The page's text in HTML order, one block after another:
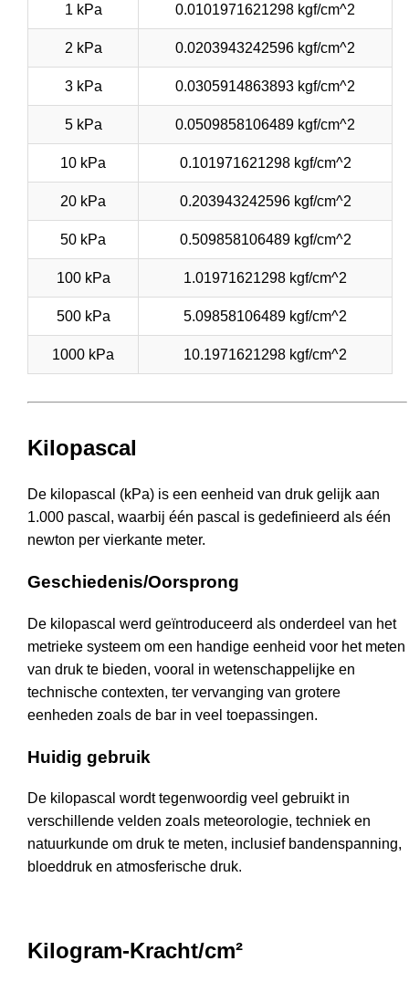
1 kPa 0.0101971621298 kgf/cm^2
2 kPa 0.0203943242596 kgf/cm^2
3 kPa 0.0305914863893 kgf/cm^2
5 kPa 0.0509858106489 kgf/cm^2
10 kPa 0.101971621298 kgf/cm^2
20 kPa 0.203943242596 kgf/cm^2
50 kPa 0.509858106489 kgf/cm^2
100 kPa 1.01971621298 kgf/cm^2
500 kPa 5.09858106489 kgf/cm^2
1000 kPa 10.1971621298 kgf/cm^2
Kilopascal
De kilopascal (kPa) is een eenheid van druk gelijk aan
1.000 pascal, waarbij één pascal is gedefinieerd als één
newton per vierkante meter.
Geschiedenis/Oorsprong
De kilopascal werd geïntroduceerd als onderdeel van het
metrieke systeem om een handige eenheid voor het meten
van druk te bieden, vooral in wetenschappelijke en
technische contexten, ter vervanging van grotere
eenheden zoals de bar in veel toepassingen.
Huidig gebruik
De kilopascal wordt tegenwoordig veel gebruikt in
verschillende velden zoals meteorologie, techniek en
natuurkunde om druk te meten, inclusief bandenspanning,
bloeddruk en atmosferische druk.
Kilogram-Kracht/cm²